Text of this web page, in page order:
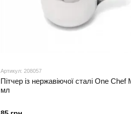
Артикул: 208057
Пітчер із нержавіючої сталі One Chef
мл